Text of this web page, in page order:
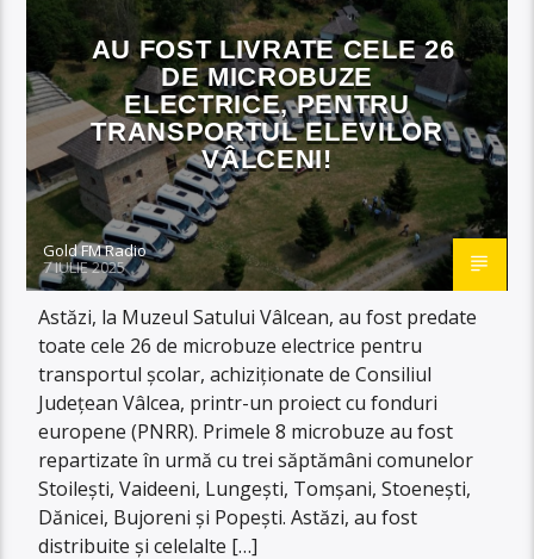
AU FOST LIVRATE CELE 26
DE MICROBUZE
ELECTRICE, PENTRU
TRANSPORTUL ELEVILOR
VÂLCENI!
Gold FM Radio
7 IULIE 2025
Astăzi, la Muzeul Satului Vâlcean, au fost predate
toate cele 26 de microbuze electrice pentru
transportul școlar, achiziționate de Consiliul
Județean Vâlcea, printr-un proiect cu fonduri
europene (PNRR). Primele 8 microbuze au fost
repartizate în urmă cu trei săptămâni comunelor
Stoilești, Vaideeni, Lungești, Tomșani, Stoenești,
Dănicei, Bujoreni și Popești. Astăzi, au fost
distribuite și celelalte […]